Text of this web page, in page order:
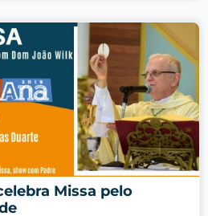
Missa pelo